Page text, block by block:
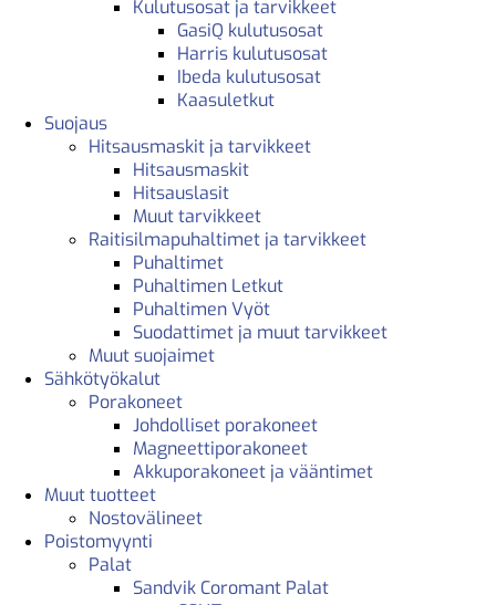
Kulutusosat ja tarvikkeet
GasiQ kulutusosat
Harris kulutusosat
Ibeda kulutusosat
Kaasuletkut
Suojaus
Hitsausmaskit ja tarvikkeet
Hitsausmaskit
Hitsauslasit
Muut tarvikkeet
Raitisilmapuhaltimet ja tarvikkeet
Puhaltimet
Puhaltimen Letkut
Puhaltimen Vyöt
Suodattimet ja muut tarvikkeet
Muut suojaimet
Sähkötyökalut
Porakoneet
Johdolliset porakoneet
Magneettiporakoneet
Akkuporakoneet ja vääntimet
Muut tuotteet
Nostovälineet
Poistomyynti
Palat
Sandvik Coromant Palat